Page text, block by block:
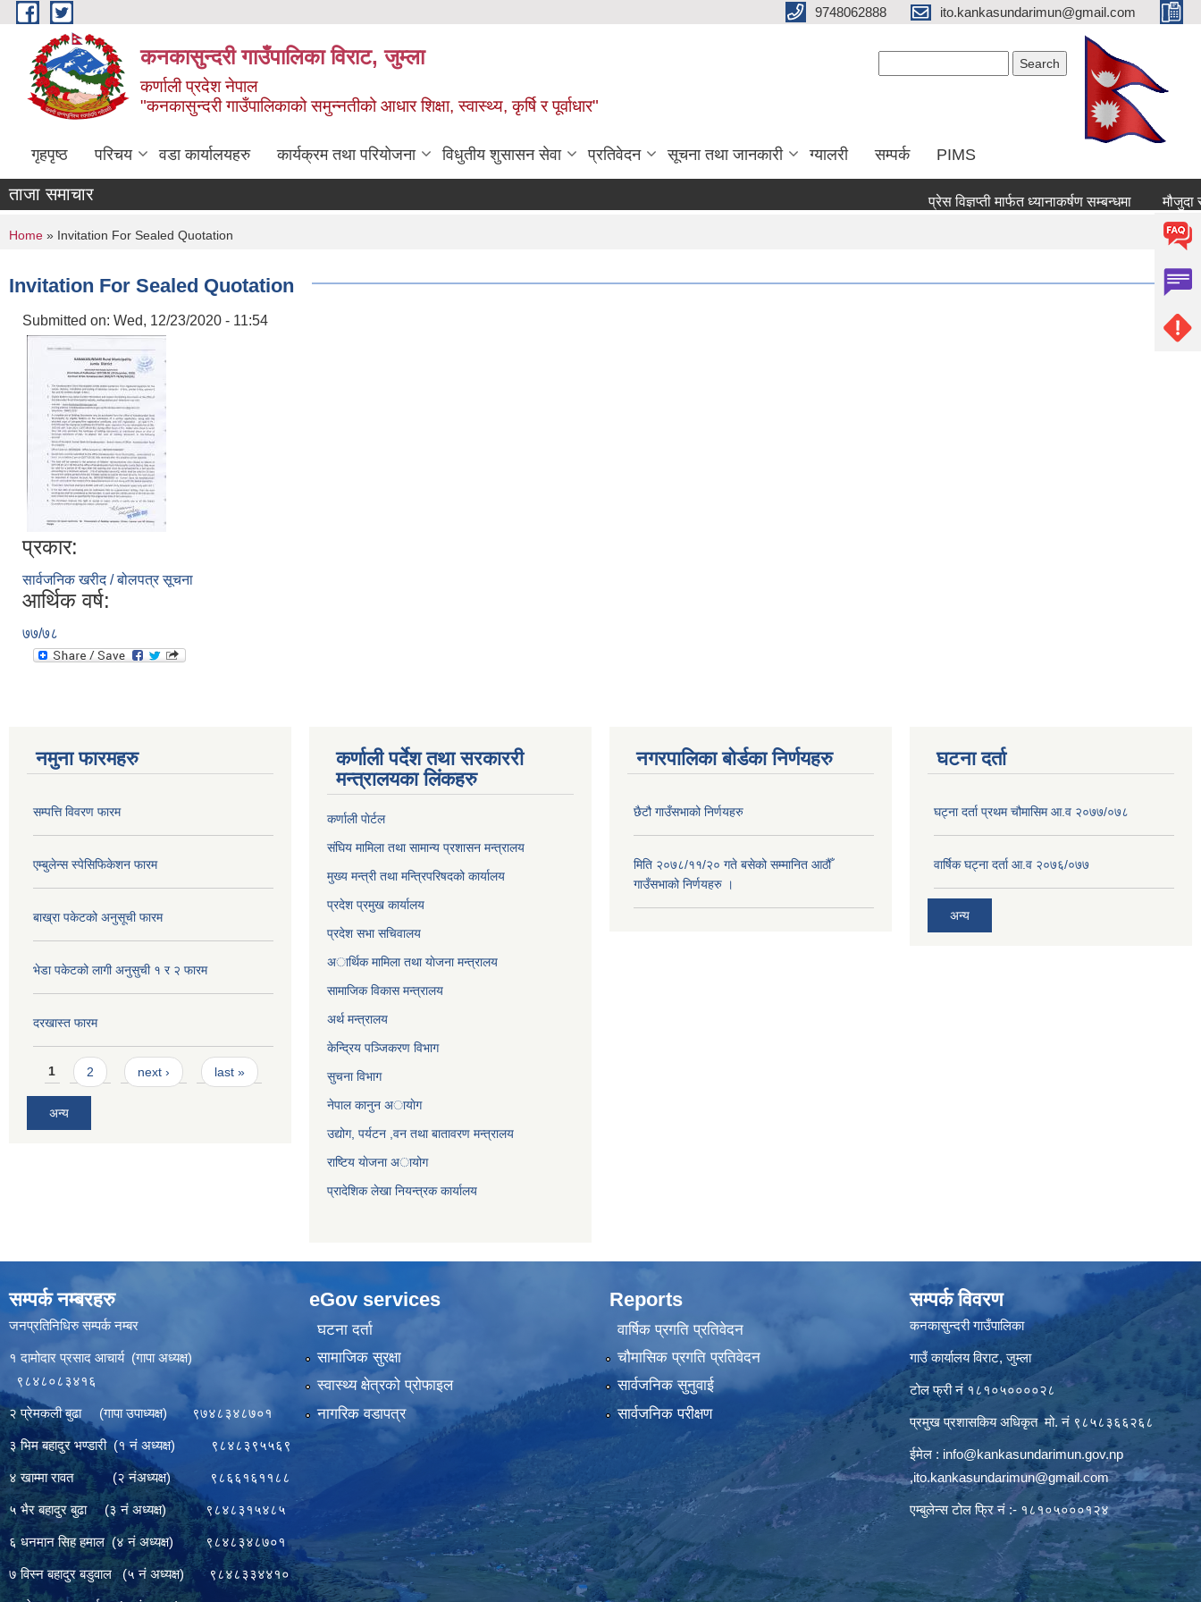
Skip to main content 9748062888 ito.kankasundarimun@gmail.com
कनकासुन्दरी गाउँपालिका विराट, जुम्ला
कर्णाली प्रदेश नेपाल
"कनकासुन्दरी गाउँपालिकाको समुन्नतीको आधार शिक्षा, स्वास्थ्य, कृर्षि र पूर्वाधार"
गृहपृष्ठ परिचय वडा कार्यालयहरु कार्यक्रम तथा परियोजना विधुतीय शुसासन सेवा प्रतिवेदन सूचना तथा जानकारी ग्यालरी सम्पर्क PIMS
ताजा समाचार प्रेस विज्ञप्ती मार्फत ध्यानाकर्षण सम्बन्धमा मौजुदा
You are here
Home » Invitation For Sealed Quotation
Invitation For Sealed Quotation
Submitted on: Wed, 12/23/2020 - 11:54
प्रकार:
सार्वजनिक खरीद / बोलपत्र सूचना
आर्थिक वर्ष:
७७/७८
नमुना फारमहरु
सम्पत्ति विवरण फारम
एम्बुलेन्स स्पेसिफिकेशन फारम
बाख्रा पकेटको अनुसूची फारम
भेडा पकेटको लागी अनुसुची १ र २ फारम
दरखास्त फारम
Pages
1 2 next › last »
अन्य
कर्णाली पर्देश तथा सरकाररी
मन्त्रालयका लिंकहरु
कर्णाली पाेर्टल
संघिय मामिला तथा सामान्य प्रशासन मन्त्रालय
मुख्य मन्त्री तथा मन्त्रिपरिषदको कार्यालय
प्रदेश प्रमुख कार्यालय
प्रदेश सभा सचिवालय
अार्थिक मामिला तथा याेजना मन्त्रालय
सामाजिक विकास मन्त्रालय
अर्थ मन्त्रालय
केन्द्रिय पञ्जिकरण विभाग
सुचना विभाग
नेपाल कानुन अायाेग
उद्योग, पर्यटन ,वन तथा बातावरण मन्त्रालय
राष्टिय याेजना अायोग
प्रादेशिक लेखा नियन्त्रक कार्यालय
नगरपालिका बोर्डका निर्णयहरु
छैटौ गाउँसभाको निर्णयहरु
मिति २०७८/११/२० गते बसेको सम्मानित आठौँ
गाउँसभाको निर्णयहरु ।
घटना दर्ता
घट्ना दर्ता प्रथम चौमासिम आ.व २०७७/०७८
वार्षिक घट्ना दर्ता आ.व २०७६/०७७
अन्य
सम्पर्क नम्बरहरु
जनप्रतिनिधिरु सम्पर्क नम्बर
१ दामोदार प्रसाद आचार्य (गापा अध्यक्ष)
९८४८०८३४१६
२ प्रेमकली बुढा (गापा उपाध्यक्ष) ९७४८३४८७०१
३ भिम बहादुर भण्डारी (१ नं अध्यक्ष) ९८४८३९५५६९
४ खाम्मा रावत (२ नंअध्यक्ष) ९८६६१६११८८
५ भैर बहादुर बुढा (३ नं अध्यक्ष) ९८४८३१५४८५
६ धनमान सिह हमाल (४ नं अध्यक्ष) ९८४८३४८७०१
७ विस्न बहादुर बडुवाल (५ नं अध्यक्ष) ९८४८३३४४१०
eGov services
घटना दर्ता
सामाजिक सुरक्षा
स्वास्थ्य क्षेत्रको प्रोफाइल
नागरिक वडापत्र
Reports
वार्षिक प्रगति प्रतिवेदन
चौमासिक प्रगति प्रतिवेदन
सार्वजनिक सुनुवाई
सार्वजनिक परीक्षण
सम्पर्क विवरण
कनकासुन्दरी गाउँपालिका
गाउँ कार्यालय विराट, जुम्ला
टोल फ्री नं १८१०५००००२८
प्रमुख प्रशासकिय अधिकृत मो. नं ९८५८३६६२६८
ईमेल : info@kankasundarimun.gov.np
,ito.kankasundarimun@gmail.com
एम्बुलेन्स टोल फ्रि नं :- १८१०५०००१२४